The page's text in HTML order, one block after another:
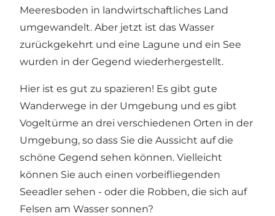
Meeresboden in landwirtschaftliches Land
umgewandelt. Aber jetzt ist das Wasser
zurückgekehrt und eine Lagune und ein See
wurden in der Gegend wiederhergestellt.
Hier ist es gut zu spazieren! Es gibt gute
Wanderwege in der Umgebung und es gibt
Vogeltürme an drei verschiedenen Orten in der
Umgebung, so dass Sie die Aussicht auf die
schöne Gegend sehen können. Vielleicht
können Sie auch einen vorbeifliegenden
Seeadler sehen - oder die Robben, die sich auf
Felsen am Wasser sonnen?